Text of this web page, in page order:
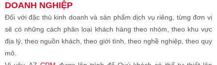
DOANH NGHIỆP
Đối với đặc thù kinh doanh và sản phẩm dịch vụ riêng, từng đơn vị
sẽ có những cách phân loại khách hàng theo nhóm, theo khu vực
địa lý, theo nguồn khách, theo giới tình, theo nghề nghiệp, theo quy
mô.